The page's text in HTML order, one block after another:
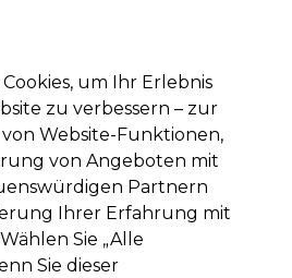
Anmelden
Elektrogeräte Saloneinrichtung
und Lieferzeiten
mehr erfahren
Nagelbehandlungen
um Ihr Erlebnis
zu verbessern – zur
Website-Funktionen,
von Angeboten mit
Partnern
Ihrer Erfahrung mit
Sie „Alle
Sie dieser